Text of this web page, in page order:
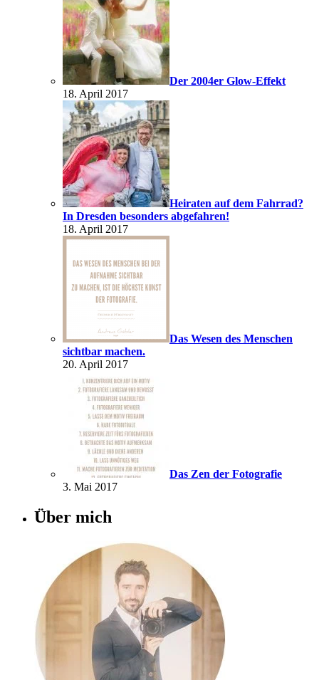
Der 2004er Glow-Effekt
18. April 2017
Heiraten auf dem Fahrrad?
In Dresden besonders abgefahren!
18. April 2017
Das Wesen des Menschen
sichtbar machen.
20. April 2017
Das Zen der Fotografie
3. Mai 2017
Über mich